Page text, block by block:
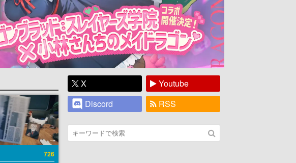
726
X
Youtube
Discord
RSS